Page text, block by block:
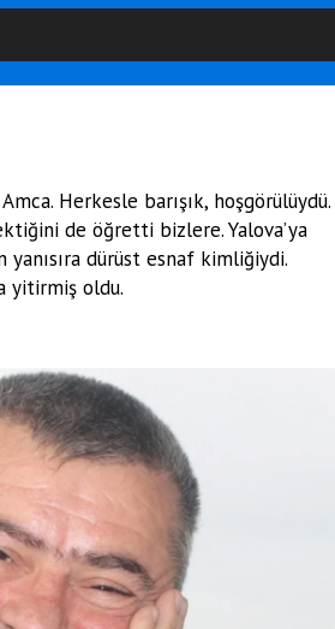
Herkesle barışık, hoşgörülüydü.
de öğretti bizlere. Yalova’ya
yanısıra dürüst esnaf kimliğiydi.
yitirmiş oldu.